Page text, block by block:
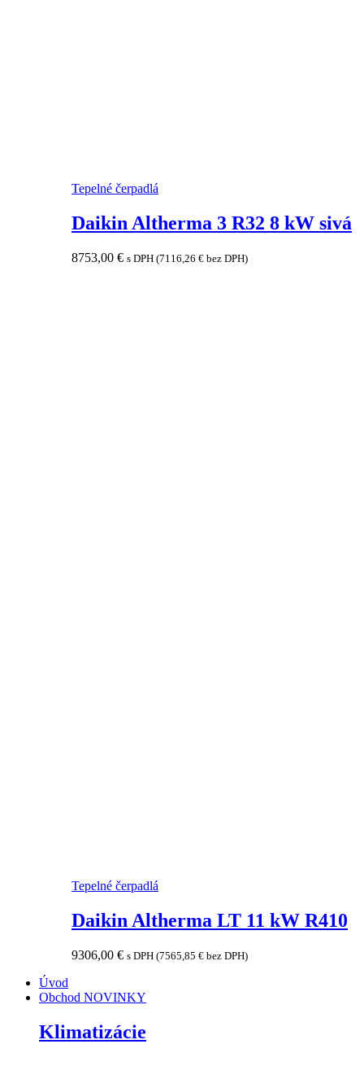
Tepelné čerpadlá
Daikin Altherma 3 R32 8 kW sivá
8753,00 € s DPH (7116,26 € bez DPH)
Tepelné čerpadlá
Daikin Altherma LT 11 kW R410
9306,00 € s DPH (7565,85 € bez DPH)
Úvod
Obchod NOVINKY
Klimatizácie